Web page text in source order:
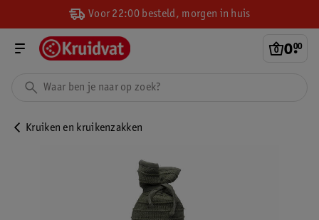
Voor 22:00 besteld, morgen in huis
0.
00
Kruiken en kruikenzakken